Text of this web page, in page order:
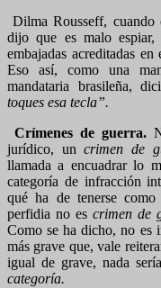
Dilma Rousseff, cuando
dijo que es malo
embajadas acreditadas
Eso así, como una
mandataria brasileña,
toques esa tecla”.
Crímenes de guerra.
jurídico, uncrimen de
llamada a encuadrar lo
categoría de infracción
qué ha de tenerse como
perfidia no escrimen de
Como se ha dicho, no es
más grave que, vale
igual de grave, nada sería
categoría.